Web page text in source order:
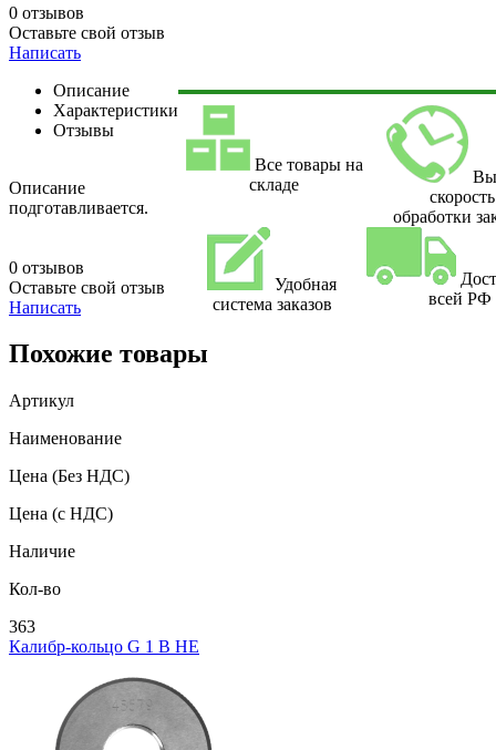
0 отзывов
Оставьте свой отзыв
Написать
Описание
Характеристики
Отзывы
Описание
подготавливается.
0 отзывов
Оставьте свой отзыв
Написать
Все товары на
складе
скорость
обработки
Удобная
система заказов
всей РФ
Похожие товары
Артикул
Наименование
Цена (Без НДС)
Цена (с НДС)
Наличие
Кол-во
363
Калибр-кольцо G 1 В НЕ